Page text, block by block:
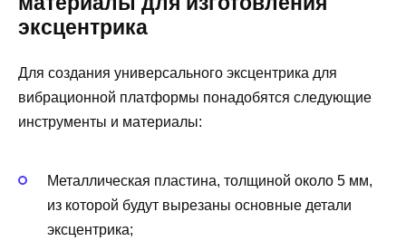
эксцентрика
Для создания универсального эксцентрика для
вибрационной платформы понадобятся следующие
инструменты и материалы:
Металлическая пластина, толщиной около 5 мм,
из которой будут вырезаны основные детали
эксцентрика;